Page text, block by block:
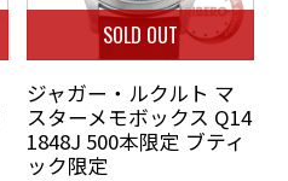
SOLD OUT
ジャガー・ルクルト マ
スターメモボックス Q14
1848J 500本限定 ブティ
ック限定